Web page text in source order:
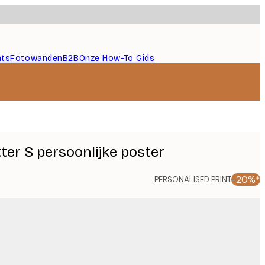
FotowandenB2BOnze How-To Gids
S persoonlijke poster
PERSONALISED PRINT-20%*